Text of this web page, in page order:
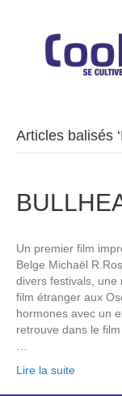
Articles balisés
Un premier film
Belge Michaël
divers festivals, une
film étranger aux
hormones avec un
retrouve dans le
Lire la suite